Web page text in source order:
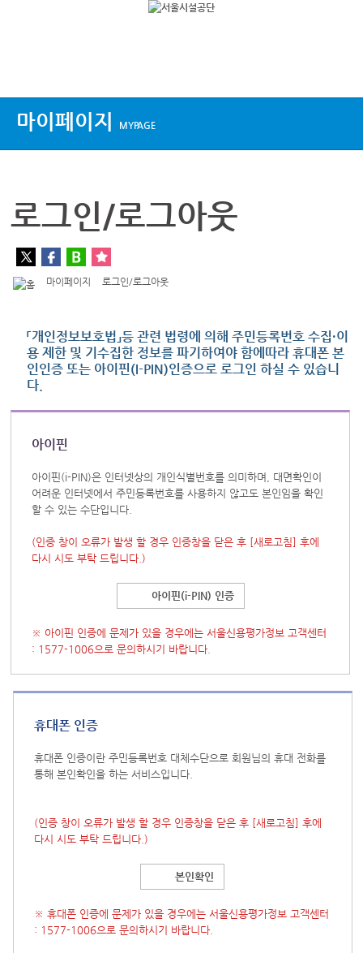
마이페이지 MYPAGE
로그인/로그아웃
마이페이지 로그인/로그아웃
「개인정보보호법」등 관련 법령에 의해 주민등록번호 수집·이
용 제한 및 기수집한 정보를 파기하여야 함에따라 휴대폰 본
인인증 또는 아이핀(I-PIN)인증으로 로그인 하실 수 있습니
다.
아이핀
아이핀(i-PIN)은 인터넷상의 개인식별번호를 의미하며, 대면확인이
어려운 인터넷에서 주민등록번호를 사용하지 않고도 본인임을 확인
할 수 있는 수단입니다.
(인증 창이 오류가 발생 할 경우 인증창을 닫은 후 [새로고침] 후에
다시 시도 부탁 드립니다.)
아이핀(i-PIN) 인증
※ 아이핀 인증에 문제가 있을 경우에는 서울신용평가정보 고객센터
: 1577-1006으로 문의하시기 바랍니다.
휴대폰 인증
휴대폰 인증이란 주민등록번호 대체수단으로 회원님의 휴대 전화를
통해 본인확인을 하는 서비스입니다.
(인증 창이 오류가 발생 할 경우 인증창을 닫은 후 [새로고침] 후에
다시 시도 부탁 드립니다.)
본인확인
※ 휴대폰 인증에 문제가 있을 경우에는 서울신용평가정보 고객센터
: 1577-1006으로 문의하시기 바랍니다.